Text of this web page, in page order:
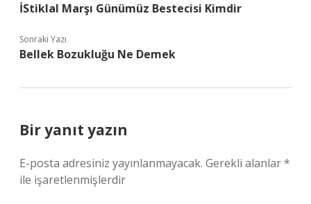
İStiklal Marşı Günümüz Bestecisi Kimdir
Sonraki Yazı
Bellek Bozukluğu Ne Demek
Bir yanıt yazın
E-posta adresiniz yayınlanmayacak. Gerekli alanlar*
ile işaretlenmişlerdir